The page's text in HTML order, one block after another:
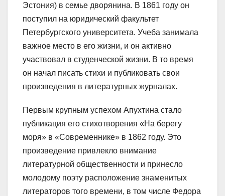
Эстония) в семье дворянина. В 1861 году он
поступил на юридический факультет
Петербургского университета. Учеба занимала
важное место в его жизни, и он активно
участвовал в студенческой жизни. В то время
он начал писать стихи и публиковать свои
произведения в литературных журналах.
Первым крупным успехом Апухтина стало
публикация его стихотворения «На берегу
моря» в «Современнике» в 1862 году. Это
произведение привлекло внимание
литературной общественности и принесло
молодому поэту расположение знаменитых
литераторов того времени, в том числе Федора